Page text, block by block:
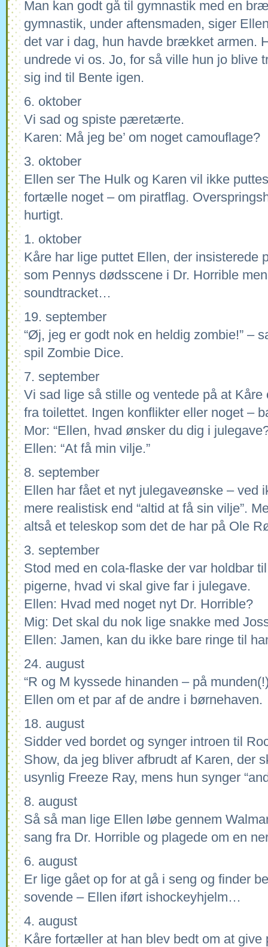
Man kan godt gå til gymnastik med en
gymnastik, under aftensmaden, siger
det var i dag, hun havde brækket armen.
undrede vi os. Jo, for så ville hun jo blive
sig ind til Bente igen.
6. oktober
Vi sad og spiste pæretærte.
Karen: Må jeg be’ om noget camouflage?
3. oktober
Ellen ser The Hulk og Karen vil ikke
fortælle noget – om piratflag.
hurtigt.
1. oktober
Kåre har lige puttet Ellen, der insisterede
som Pennys dødsscene i Dr. Horrible
soundtracket…
19. september
“Øj, jeg er godt nok en heldig zombie!” –
spil Zombie Dice.
7. september
Vi sad lige så stille og ventede på at Kåre
fra toilettet. Ingen konflikter eller noget –
Mor: “Ellen, hvad ønsker du dig i
Ellen: “At få min vilje.”
8. september
Ellen har fået et nyt julegaveønske – ved
mere realistisk end “altid at få sin vilje”.
altså et teleskop som det de har på Ole
3. september
Stod med en cola-flaske der var holdbar
pigerne, hvad vi skal give far i julegave.
Ellen: Hvad med noget nyt Dr. Horrible?
Mig: Det skal du nok lige snakke med
Ellen: Jamen, kan du ikke bare ringe til
24. august
“R og M kyssede hinanden – på
Ellen om et par af de andre i børnehaven.
18. august
Sidder ved bordet og synger introen til
Show, da jeg bliver afbrudt af Karen, der
usynlig Freeze Ray, mens hun synger
8. august
Så så man lige Ellen løbe gennem
sang fra Dr. Horrible og plagede om en
6. august
Er lige gået op for at gå i seng og finder
sovende – Ellen iført ishockeyhjelm…
4. august
Kåre fortæller at han blev bedt om at give